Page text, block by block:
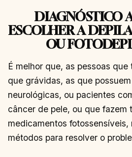
DIAGNÓSTICO
ESCOLHER A
OU
É melhor que, as pessoas
que grávidas, as que
neurológicas, ou pacientes
câncer de pele, ou que fazem
medicamentos fotossensíveis,
métodos para resolver o